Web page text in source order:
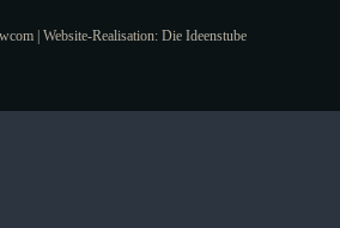
| Website-Realisation: Die Ideenstube